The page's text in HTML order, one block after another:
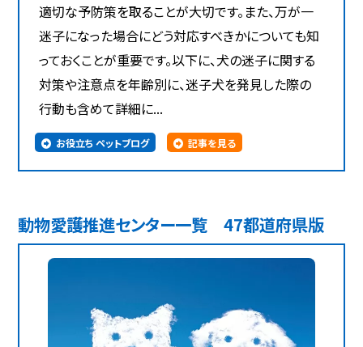
適切な予防策を取ることが大切です。また、万が一
迷子になった場合にどう対応すべきかについても知
っておくことが重要です。以下に、犬の迷子に関する
対策や注意点を年齢別に、迷子犬を発見した際の
行動も含めて詳細に...
お役立ち ペットブログ 記事を見る
動物愛護推進センター一覧 47都道府県版